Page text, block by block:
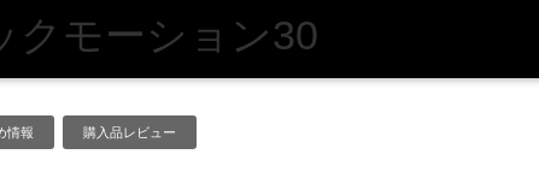
クモーション30
情報 購入品レビュー